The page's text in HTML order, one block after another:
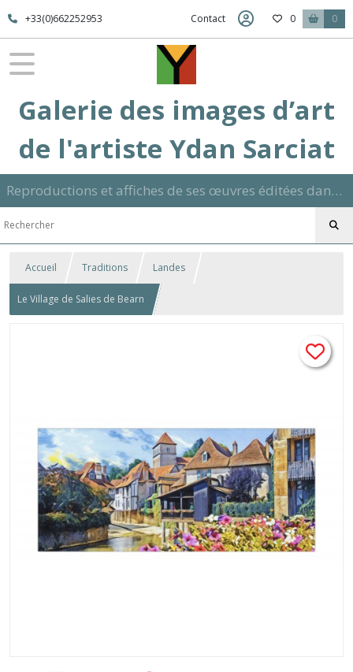
+33(0)662252953 Contact 0 0
Galerie des images d’art
de l'artiste Ydan Sarciat
Reproductions et affiches de ses œuvres éditées dans son atelier sur papier ou toile dans différents formats et signées manuscrite
Accueil Traditions Landes
Le Village de Salies de Bearn